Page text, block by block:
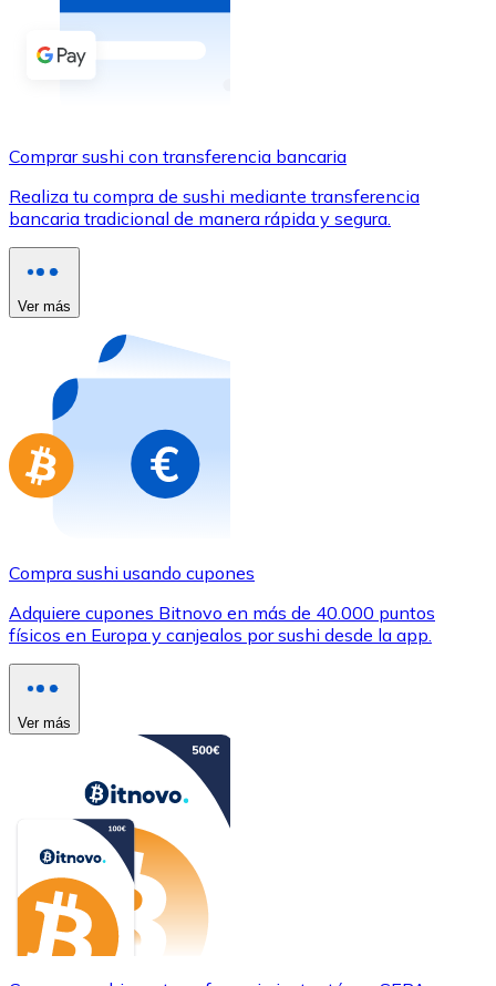
Añade fondos a tu cuenta Bitnovo o realiza compras
Comprar con Transferencia
Utiliza tarjetas Visa y Mastercard para comprar
Comprar con tarjeta
Tienda - Tarjetas regalo
Nuevo
Compra tarjetas regalo de tus marcas favoritas con
Ir a la tienda de tarjetas regalo
Comprar sushi con transferencia bancaria
Realiza tu compra de sushi mediante transferencia
bancaria tradicional de manera rápida y segura.
Ver más
Compra sushi usando cupones
Adquiere cupones Bitnovo en más de 40.000 puntos
físicos en Europa y canjealos por sushi desde la app.
Ver más